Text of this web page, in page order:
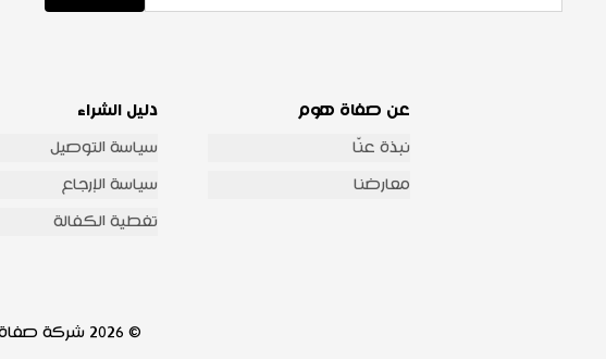
عن صفاة هوم
نبذة عنّا
معارضنا
دليل الشراء
سياسة التوصيل
سياسة الإرجاع
تغطية الكفالة
© 2026 شركة صفاة هوم للتجارة العامة والمقاولات جميع الحقوق محفوظة